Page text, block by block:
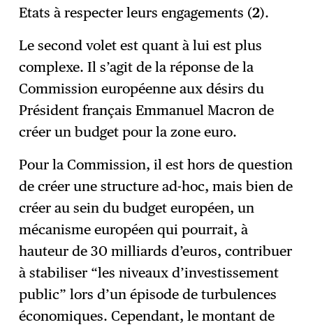
Etats à respecter leurs engagements (2).
Le second volet est quant à lui est plus
complexe. Il s’agit de la réponse de la
Commission européenne aux désirs du
Président français Emmanuel Macron de
créer un budget pour la zone euro.
Pour la Commission, il est hors de question
de créer une structure ad-hoc, mais bien de
créer au sein du budget européen, un
mécanisme européen qui pourrait, à
hauteur de 30 milliards d’euros, contribuer
à stabiliser “les niveaux d’investissement
public” lors d’un épisode de turbulences
économiques. Cependant, le montant de